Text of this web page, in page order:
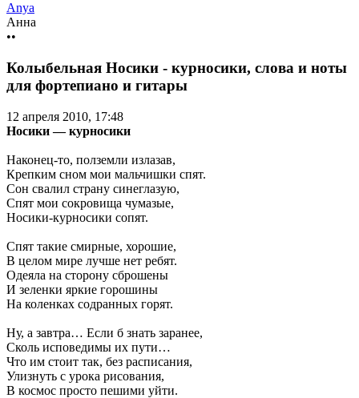
Anya
Анна
••
Колыбельная Носики - курносики, слова и ноты
для фортепиано и гитары
12 апреля 2010, 17:48
Носики — курносики
Наконец-то, полземли излазав,
Крепким сном мои мальчишки спят.
Сон свалил страну синеглазую,
Спят мои сокровища чумазые,
Носики-курносики сопят.
Спят такие смирные, хорошие,
В целом мире лучше нет ребят.
Одеяла на сторону сброшены
И зеленки яркие горошины
На коленках содранных горят.
Ну, а завтра… Если б знать заранее,
Сколь исповедимы их пути…
Что им стоит так, без расписания,
Улизнуть с урока рисования,
В космос просто пешими уйти.